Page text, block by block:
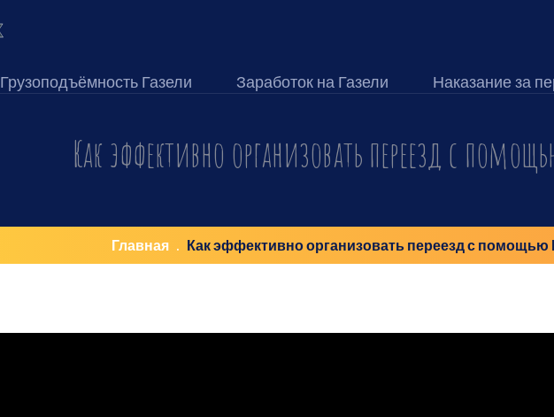
Грузоподъёмность Газели Заработок на Газели Наказание за
Как эффективно организовать переезд с
Главная Как эффективно организовать переезд с помощью